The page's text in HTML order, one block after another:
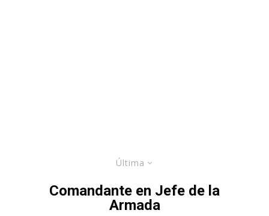
Última
Comandante en Jefe de la
Armada